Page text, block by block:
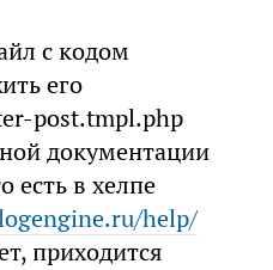
с кодом
его
post.tmpl.php
документации
есть в хелпе
help/
приходится